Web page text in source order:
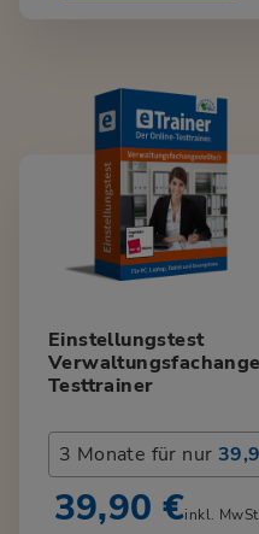
Einstellungstest
Testtrainer
3 Monate für nur
39,90 €inkl. MwSt.